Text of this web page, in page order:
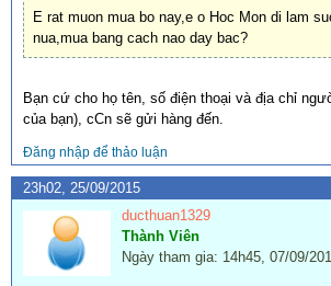
E rat muon mua bo nay,e o Hoc Mon di lam
nua,mua bang cach nao day bac?
Bạn cứ cho họ tên, số điện thoại và địa chỉ
của bạn), cCn sẽ gửi hàng đến.
Đăng nhập để thảo luận
23h02, 25/09/2015
ducthuan1329
Thành Viên
Ngày tham gia: 14h45, 07/09/